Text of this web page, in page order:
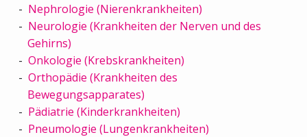
Nephrologie (Nierenkrankheiten)
Neurologie (Krankheiten der Nerven und des
Gehirns)
Onkologie (Krebskrankheiten)
Orthopädie (Krankheiten des
Bewegungsapparates)
Pädiatrie (Kinderkrankheiten)
Pneumologie (Lungenkrankheiten)